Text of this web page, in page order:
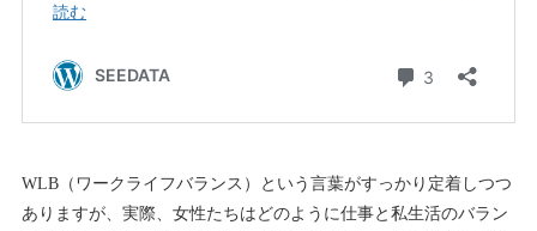
WLB（ワークライフバランス）という言葉がすっかり定着しつつ
ありますが、実際、女性たちはどのように仕事と私生活のバラン